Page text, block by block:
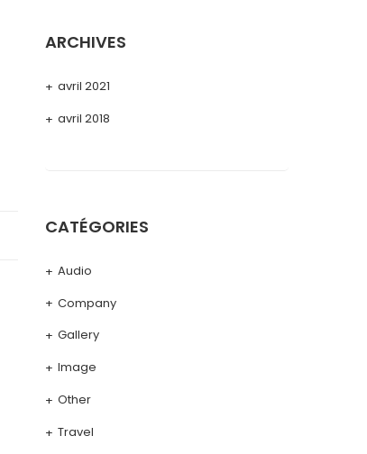
ARCHIVES
avril 2021
avril 2018
CATÉGORIES
Audio
Company
Gallery
Image
Other
Travel